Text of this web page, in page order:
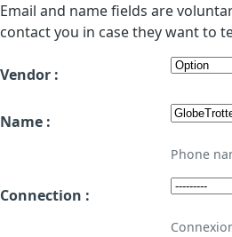
Email and name fields are
contact you in case they want to
Vendor :
Name :
Phone
Connection :